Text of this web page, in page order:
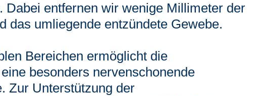
Dabei entfernen wir wenige Millimeter der
das umliegende entzündete Gewebe.
Bereichen ermöglicht die
eine besonders nervenschonende
Zur Unterstützung der